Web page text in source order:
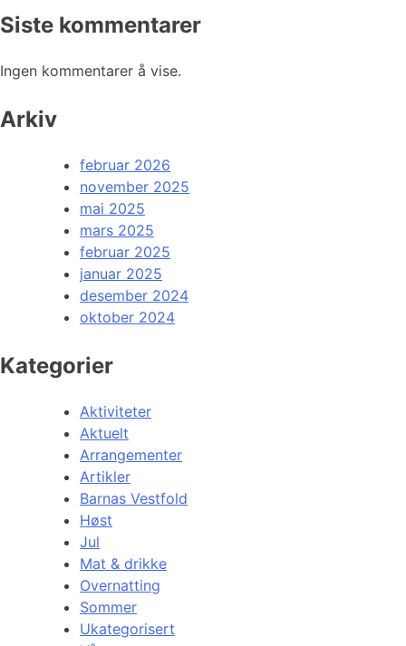
Siste kommentarer
Ingen kommentarer å vise.
Arkiv
februar 2026
november 2025
mai 2025
mars 2025
februar 2025
januar 2025
desember 2024
oktober 2024
Kategorier
Aktiviteter
Aktuelt
Arrangementer
Artikler
Barnas Vestfold
Høst
Jul
Mat & drikke
Overnatting
Sommer
Ukategorisert